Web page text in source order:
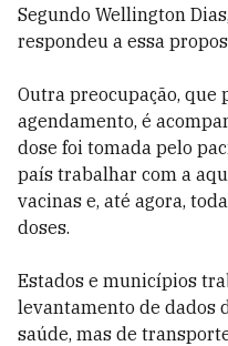
Segundo Wellington
respondeu a essa
Outra preocupação, que
agendamento, é
dose foi tomada pelo
país trabalhar com a
vacinas e, até agora,
doses.
Estados e municípios
levantamento de dados
saúde, mas de